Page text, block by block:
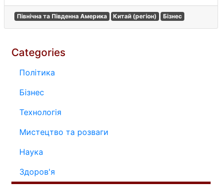
Північна та Південна Америка Китай (регіон) Бізнес
Categories
Політика
Бізнес
Технологія
Мистецтво та розваги
Наука
Здоров'я